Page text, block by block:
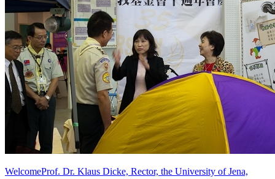
WelcomeProf. Dr. Klaus Dicke, Rector, the University of Jena,